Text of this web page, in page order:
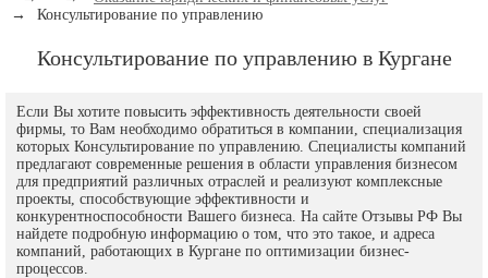
→
Консультирование по управлению
Консультирование по управлению в Кургане
Если Вы хотите повысить эффективность деятельности своей
фирмы, то Вам необходимо обратиться в компании, специализация
которых Консультирование по управлению. Специалисты компаний
предлагают современные решения в области управления бизнесом
для предприятий различных отраслей и реализуют комплексные
проекты, способствующие эффективности и
конкурентноспособности Вашего бизнеса. На сайте Отзывы РФ Вы
найдете подробную информацию о том, что это такое, и адреса
компаний, работающих в Кургане по оптимизации бизнес-
процессов.